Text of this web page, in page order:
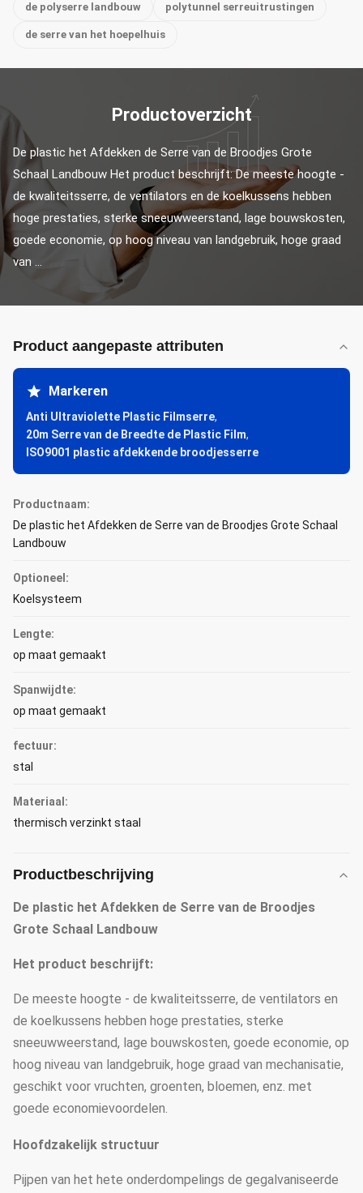
de polyserre landbouw polytunnel serreuitrustingen
de serre van het hoepelhuis
Productoverzicht
De plastic het Afdekken de Serre van de Broodjes Grote
Schaal Landbouw Het product beschrijft: De meeste hoogte -
de kwaliteitsserre, de ventilators en de koelkussens hebben
hoge prestaties, sterke sneeuwweerstand, lage bouwskosten,
goede economie, op hoog niveau van landgebruik, hoge graad
van ...
Product aangepaste attributen
Markeren
Anti Ultraviolette Plastic Filmserre,
20m Serre van de Breedte de Plastic Film,
ISO9001 plastic afdekkende broodjesserre
Productnaam:
De plastic het Afdekken de Serre van de Broodjes Grote Schaal
Landbouw
Optioneel:
Koelsysteem
Lengte:
op maat gemaakt
Spanwijdte:
op maat gemaakt
fectuur:
stal
Materiaal:
thermisch verzinkt staal
Productbeschrijving
De plastic het Afdekken de Serre van de Broodjes
Grote Schaal Landbouw
Het product beschrijft:
De meeste hoogte - de kwaliteitsserre, de ventilators en
de koelkussens hebben hoge prestaties, sterke
sneeuwweerstand, lage bouwskosten, goede economie, op
hoog niveau van landgebruik, hoge graad van mechanisatie,
geschikt voor vruchten, groenten, bloemen, enz. met
goede economievoordelen.
Hoofdzakelijk structuur
Pijpen van het hete onderdompelings de gegalvaniseerde